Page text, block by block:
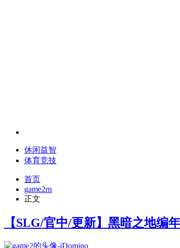
休闲益智
体育竞技
首页
game2rn
正文
【SLG/官中/更新】黑暗之地编